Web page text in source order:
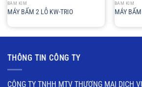
BẤM KIM
MÁY BẤM 2 LỖ KW-TRIO
BẤM KIM
MÁY
THÔNG TIN CÔNG TY
CÔNG TY TNHH MTV THƯƠNG MẠI DỊCH